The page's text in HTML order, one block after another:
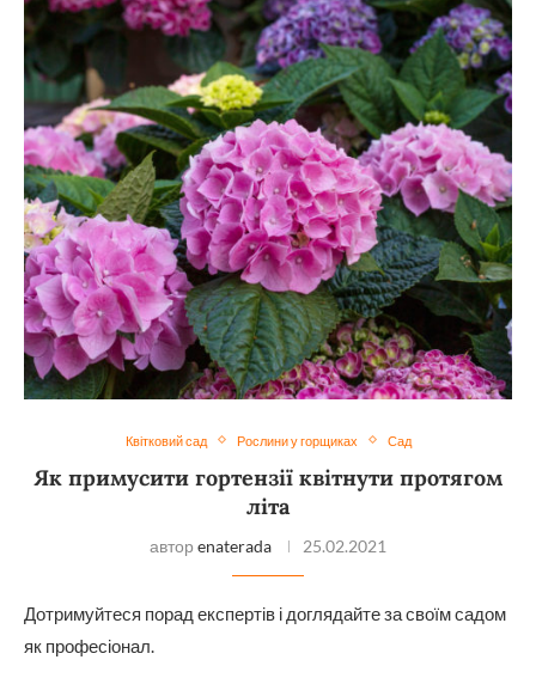
Квітковий сад Рослини у горщиках Сад
Як примусити гортензії квітнути протягом
літа
автор enaterada 25.02.2021
Дотримуйтеся порад експертів і доглядайте за своїм садом
як професіонал.